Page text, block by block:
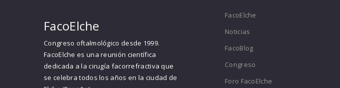
FacoElche
Congreso oftalmológico desde 1999.
FacoElche es una reunión científica
dedicada a la cirugía facorrefractiva que
se celebra todos los años en la ciudad de
FacoElche
Noticias
FacoBlog
Congreso
Foro FacoElche